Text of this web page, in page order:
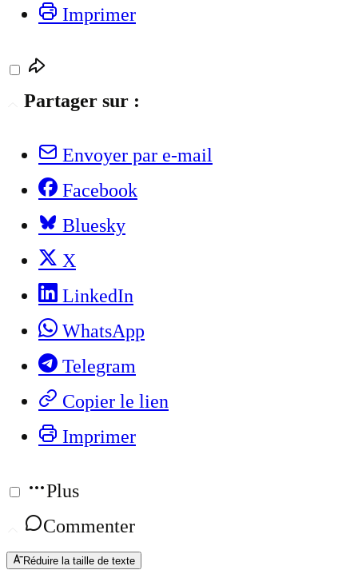
Imprimer
Partager sur :
Envoyer par e-mail
Facebook
Bluesky
X
LinkedIn
WhatsApp
Telegram
Copier le lien
Imprimer
Plus
Commenter
Réduire la taille de texte